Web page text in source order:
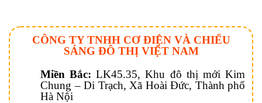
CÔNG TY TNHH CƠ ĐIỆN VÀ CHIẾU
SÁNG ĐÔ THỊ VIỆT NAM
Miền Bắc: LK45.35, Khu đô thị mới Kim
Chung – Di Trạch, Xã Hoài Đức, Thành phố
Hà Nội